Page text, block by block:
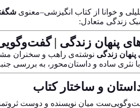
و خوانا از کتاب انگیزشی–معنوی
زندگی متعادل:
پنهان زندگی |
زندگی نوشته‌ی راهب و سخنران
نثری ساده و داستان‌محور، به بررسی
و ساختار کتاب
میان نویسنده و دوست